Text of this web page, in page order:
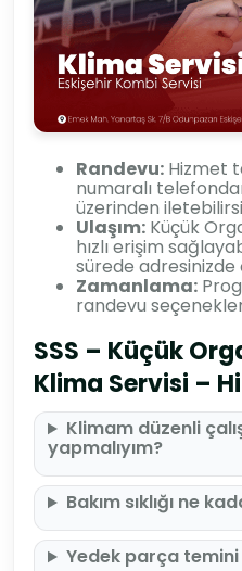
Randevu: Hizmet
numaralı
üzerinden
Ulaşım: Küçük
hızlı erişim
sürede adresinizde
Zamanlama:
randevu
SSS – Küçük
Klima Servisi –
Klimam düzenli
yapmalıyım?
Bakım sıklığı ne
Yedek parça temini